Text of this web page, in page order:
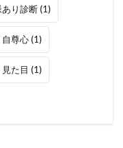
あり診断(1)
自尊心(1)
見た目 (1)